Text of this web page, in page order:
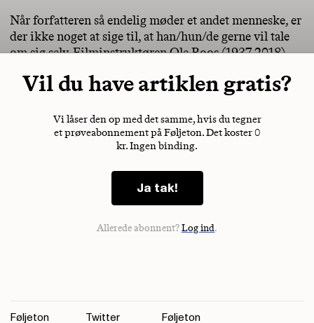
Når forfatteren så endelig møder et andet menneske, er
der ikke noget at sige til, at han/hun/de gerne vil tale
om sig selv. Filminstruktøren Ole Roos (1937-2018)
Vil du have artiklen gratis?
Vi låser den op med det samme, hvis du tegner
et prøveabonnement på Føljeton. Det koster 0
kr. Ingen binding.
Ja tak!
Allerede abonnent?Log ind.
Føljeton Twitter Føljeton